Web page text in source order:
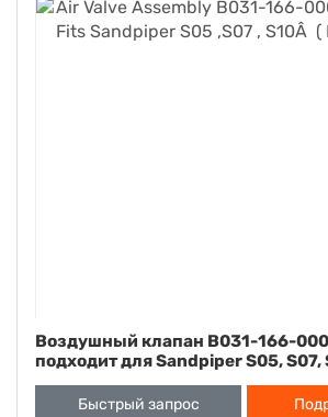
Воздушный клапан B031-166-
подходит для Sandpiper S05, S07,
(неметаллический)
Быстрый запрос